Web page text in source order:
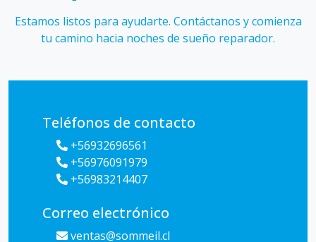
Estamos listos para ayudarte. Contáctanos y comienza
tu camino hacia noches de sueño reparador.
Teléfonos de contacto
+56932696561
+56976091979
+56983214407
Correo electrónico
ventas@sommeil.cl